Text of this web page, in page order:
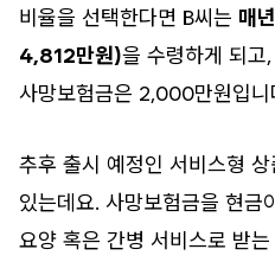
비율을 선택한다면 B씨는 매
4,812만원)을 수령하게 되고
사망보험금은 2,000만원입니
추후 출시 예정인 서비스형
있는데요. 사망보험금을 현금
요양 혹은 간병 서비스로 받